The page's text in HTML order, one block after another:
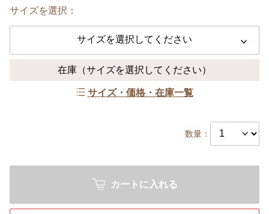
サイズを選択：
サイズを選択してください
在庫 （サイズを選択してください）
サイズ・価格・在庫一覧
数量：
カートに入れる